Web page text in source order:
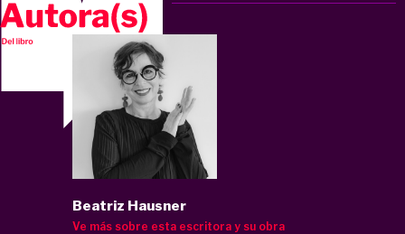
Beatriz Hausner
Ve más sobre esta escritora y su obra